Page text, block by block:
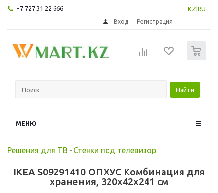
+7 727 31 22 666 KZ RU
Вход Регистрация
Найти
МЕНЮ
Решения для ТВ - Стенки под телевизор
IKEA S09291410 ОПХУС Комбинация для
хранения, 320x42x241 см